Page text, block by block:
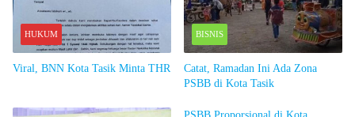
HUKUM
Viral, BNN Kota Tasik Minta THR
BISNIS
Catat, Ramadan Ini Ada Zona
PSBB di Kota Tasik